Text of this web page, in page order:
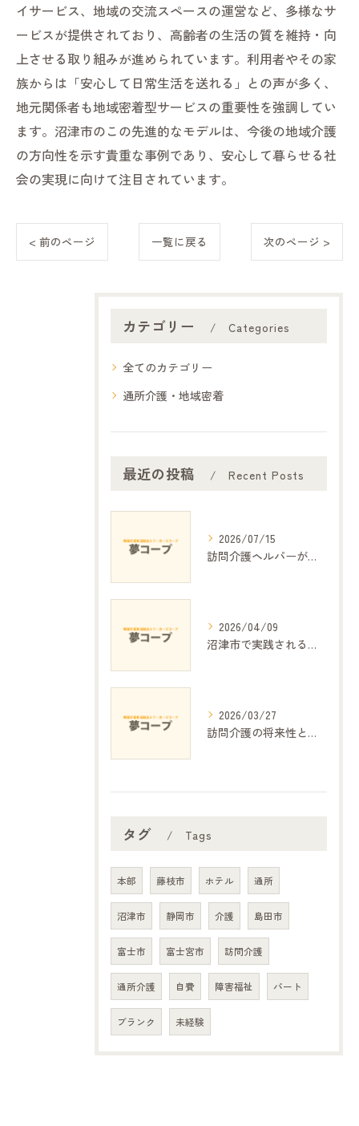
イサービス、地域の交流スペースの運営など、多様なサ
ービスが提供されており、高齢者の生活の質を維持・向
上させる取り組みが進められています。利用者やその家
族からは「安心して日常生活を送れる」との声が多く、
地元関係者も地域密着型サービスの重要性を強調してい
ます。沼津市のこの先進的なモデルは、今後の地域介護
の方向性を示す貴重な事例であり、安心して暮らせる社
会の実現に向けて注目されています。
< 前のページ 一覧に戻る 次のページ >
カテゴリー Categories
全てのカテゴリー
通所介護・地域密着
最近の投稿 Recent Posts
2026/07/15
訪問介護ヘルパーが支える日常生活の安心
2026/04/09
沼津市で実践される細やかな介護の工夫と地域密着サービス
2026/03/27
訪問介護の将来性と課題の展望
タグ Tags
本部 藤枝市 ホテル 通所
沼津市 静岡市 介護 島田市
富士市 富士宮市 訪問介護
通所介護 自費 障害福祉 パート
ブランク 未経験